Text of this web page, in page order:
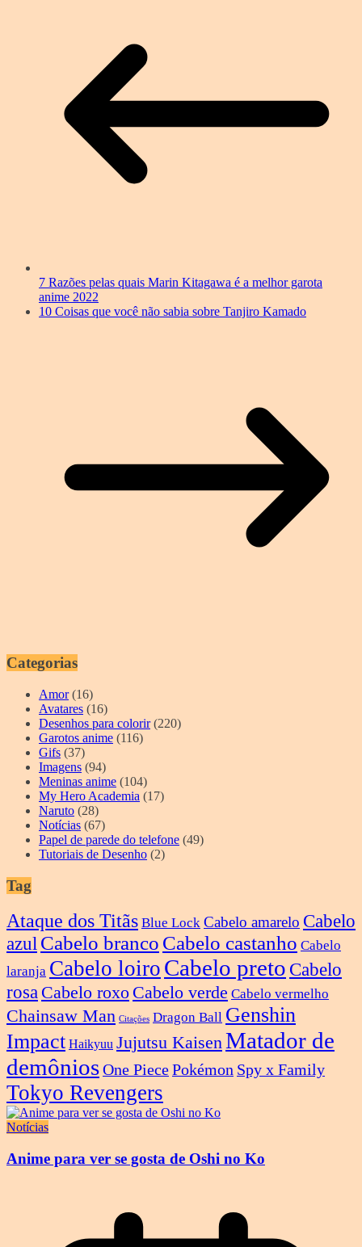
7 Razões pelas quais Marin Kitagawa é a melhor garota
anime 2022
10 Coisas que você não sabia sobre Tanjiro Kamado
Categorias
Amor(16)
Avatares (16)
Desenhos para colorir(220)
Garotos anime (116)
Gifs (37)
Imagens (94)
Meninas anime (104)
My Hero Academia (17)
Naruto (28)
Notícias (67)
Papel de parede do telefone (49)
Tutoriais de Desenho (2)
Tag
Ataque dos Titãs Blue Lock Cabelo amarelo Cabelo
azulCabelo branco Cabelo castanho Cabelo
laranja Cabelo loiro Cabelo preto Cabelo
rosa Cabelo roxo Cabelo verde Cabelo vermelho
Chainsaw Man Citações Dragon Ball Genshin
Impact Haikyuu Jujutsu KaisenMatador de
demôniosOne PiecePokémon Spy x Family
Tokyo Revengers
Notícias
Anime para ver se gosta de Oshi no Ko